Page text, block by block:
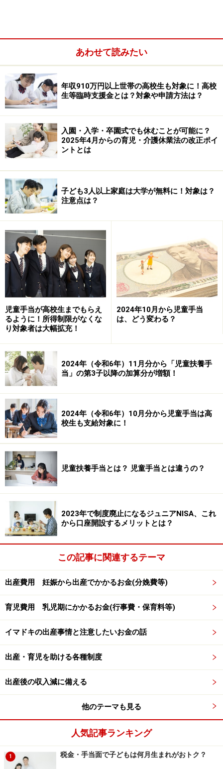
セレブが出産するような医療機関
では、例えば個室が1泊4万5000円と、出産費用も約100
万円以上になるそうです。
帝王切開のおよその出産費用
帝王切開は入院日数が自然分娩の約2倍です。費用は50
万円から75万円くらいですが、健康保険がきくため、自
然分娩との費用の違いはそれほど大きくないようです。
ただし、おなかの傷対策に術後用腹帯やケロイド予防の
シリコン・ジェルシート、ウェストニッパーなど入院
前、または入院中に購入すると便利なものもあります。
自然分娩費用プラス3万円くらいを見込んでおけば安心
でしょう。妊娠前から
金も支給されます。
合併症や切迫早産の場合の出産費用
妊婦が合併症などを患う場合、50万円から75万円くらい
の費用に加え、10万円程見込んだ方がいいでしょう。医
療機関によっては、お子様も一緒に入院だと、子どもの
し引いていく医療機関もあります。
くらい見込むといいでしょう。目安としては1カ月の入
院だと出産自体の費用に加えて月20万から30万の入院費
用が必要です。帝王切開と同じく健康保険がきき、妊娠
前から民間医療に加入している場合は給付金が支給され
ます。
帝王切開や切迫早産のように事前に入院がわかっている
場合もしくは通院で高額な医療費が予想される場合は、
限度額適用認定証を健保組合もしくは協会けんぽもしく
はお住まいの市区町村役場に申請しましょう。高額療養
費を健保組合または国保組合で立て替えてくれます
あわせて読みたい
年収910万円以上世帯の高校生も対象に！高校
生等臨時支援金とは？対象や申請方法は？
入園・入学・卒園式でも休むことが可能に？
2025年4月からの育児・介護休業法の改正ポイ
ントとは
子ども3人以上家庭は大学が無料に！対象は？
注意点は？
児童手当が高校生までもらえ
るように！所得制限がなくな
り対象者は大幅拡充！
2024年10月から児童手当
は、どう変わる？
2024年（令和6年）11月分から「児童扶養手
当」の第3子以降の加算分が増額！
2024年（令和6年）10月分から児童手当は高
校生も支給対象に！
児童扶養手当とは？ 児童手当とは違うの？
2023年で制度廃止になるジュニアNISA、これ
から口座開設するメリットとは？
この記事に関連するテーマ
出産費用 妊娠から出産でかかるお金(分娩費等)
育児費用 乳児期にかかるお金(行事費・保育料等)
イマドキの出産事情と注意したいお金の話
出産・育児を助ける各種制度
出産後の収入減に備える
他のテーマも見る
人気記事ランキング
1 税金・手当面で子どもは何月生まれがおトク？